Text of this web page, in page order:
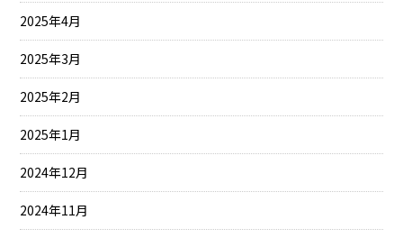
2025年4月
2025年3月
2025年2月
2025年1月
2024年12月
2024年11月